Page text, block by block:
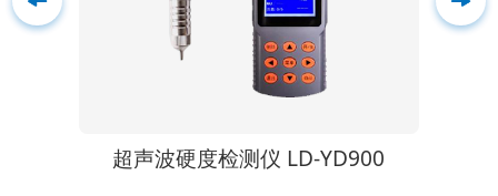
超声波硬度检测仪 LD-YD900